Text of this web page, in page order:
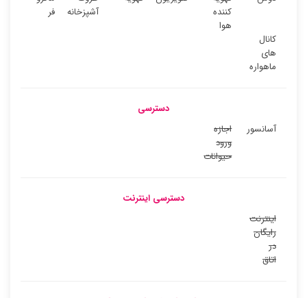
کننده
هوا
آشپزخانه
فر
کانال
های
ماهواره
دسترسی
آسانسور
اجازه
ورود
حیوانات
دسترسی اینترنت
اینترنت
رایگان
در
اتاق